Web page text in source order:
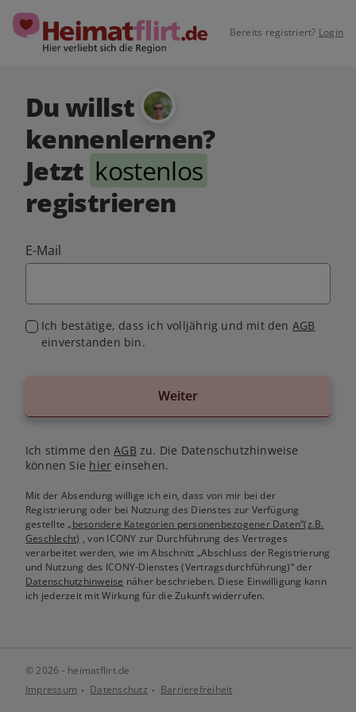
Bereits registriert? Login
Du willst
kennenlernen?
Jetzt kostenlos
registrieren
E-Mail
Ich bestätige, dass ich volljährig und mit den AGB
einverstanden bin.
Weiter
Ich stimme denAGB zu. Die Datenschutzhinweise
können Sie hier einsehen.
Mit der Absendung willige ich ein, dass von mir bei der
Registrierung oder bei Nutzung des Dienstes zur Verfügung
gestellte„besondere Kategorien personenbezogener Daten“(z.B.
Geschlecht) , von ICONY zur Durchführung des Vertrages
verarbeitet werden, wie im Abschnitt „Abschluss der Registrierung
und Nutzung des ICONY-Dienstes (Vertragsdurchführung)“ der
Datenschutzhinweise näher beschrieben. Diese Einwilligung kann
ich jederzeit mit Wirkung für die Zukunft widerrufen.
© 2026 - heimatflirt.de
Impressum
Datenschutz Barrierefreiheit